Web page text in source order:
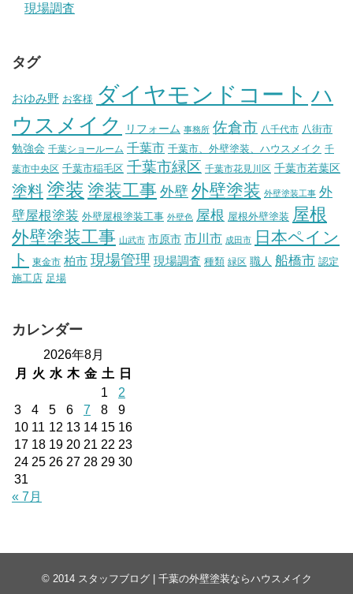
現場調査
タグ
おゆみ野 お客様 ダイヤモンドコート ハ
ウスメイク
リフォーム 事務所 佐倉市 八千代市 八街市
勉強会 千葉ショールーム 千葉市 千葉市、外壁塗装、ハウスメイク 千
葉市中央区 千葉市稲毛区 千葉市緑区 千葉市花見川区 千葉市若葉区
塗料塗装 塗装工事 外壁 外壁塗装 外壁塗装工事 外
壁屋根塗装 外壁屋根塗装工事 外壁色 屋根 屋根外壁塗装 屋根
外壁塗装工事 山武市 市原市 市川市 成田市
日本ペイン
ト
東金市 柏市 現場管理 現場調査 種類 緑区 職人 船橋市 認定
施工店 足場
カレンダー
2026年8月
月
火 水 木 金 土
日
1
2
3
4 5 6 7 8
9
10 11 12 13 14 15 16
17 18 19 20 21 22 23
24 25 26 27 28 29 30
31
« 7月
© 2014 スタッフブログ | 千葉の外壁塗装ならハウスメイク